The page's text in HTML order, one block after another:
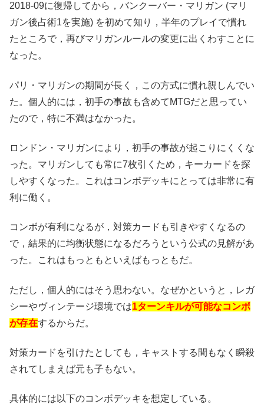
2018-09に復帰してから，バンクーバー・マリガン (マリ
ガン後占術1を実施) を初めて知り，半年のプレイで慣れ
たところで，再びマリガンルールの変更に出くわすことに
なった。
パリ・マリガンの期間が長く，この方式に慣れ親しんでい
た。個人的には，初手の事故も含めてMTGだと思ってい
たので，特に不満はなかった。
ロンドン・マリガンにより，初手の事故が起こりにくくな
った。マリガンしても常に7枚引くため，キーカードを探
しやすくなった。これはコンボデッキにとっては非常に有
利に働く。
コンボが有利になるが，対策カードも引きやすくなるの
で，結果的に均衡状態になるだろうという公式の見解があ
った。これはもっともといえばもっともだ。
ただし，個人的にはそう思わない。なぜかというと，レガ
シーやヴィンテージ環境では1ターンキルが可能なコンボ
が存在するからだ。
対策カードを引けたとしても，キャストする間もなく瞬殺
されてしまえば元も子もない。
具体的には以下のコンボデッキを想定している。